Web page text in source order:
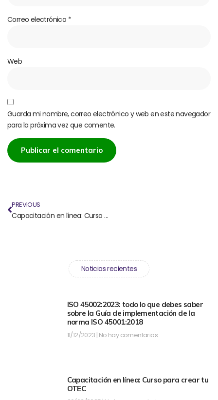
Correo electrónico *
Web
Guarda mi nombre, correo electrónico y web en este navegador
para la próxima vez que comente.
PREVIOUS
Capacitación en línea: Curso para crear tu OTEC
Noticias recientes
ISO 45002:2023: todo lo que debes saber
sobre la Guía de implementación de la
norma ISO 45001:2018
11/12/2023 No hay comentarios
Capacitación en línea: Curso para crear tu
OTEC